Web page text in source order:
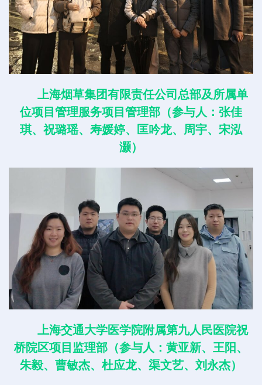
上海烟草集团有限责任公司总部及所属单
位项目管理服务项目管理部（参与人：张佳
琪、祝璐瑶、寿媛婷、匡吟龙、周宇、宋泓
灏）
上海交通大学医学院附属第九人民医院祝
桥院区项目监理部（参与人：黄亚新、王阳、
朱毅、曹敏杰、杜应龙、渠文艺、刘永杰）